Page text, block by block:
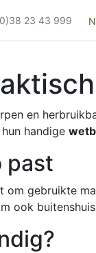
en 23 43 999
en
handige
past
om gebruikte
ook